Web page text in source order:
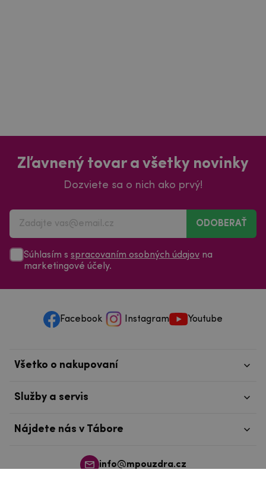
Zľavnený tovar a všetky novinky
Dozviete sa o nich ako prvý!
ODOBERAŤ
Súhlasím s spracovaním osobných údajov na
marketingové účely.
Facebook Instagram Youtube
info@mpouzdra.cz
Všetko o nakupovaní
Služby a servis
Nájdete nás v Tábore